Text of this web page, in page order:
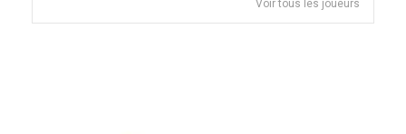
Voir tous les joueurs